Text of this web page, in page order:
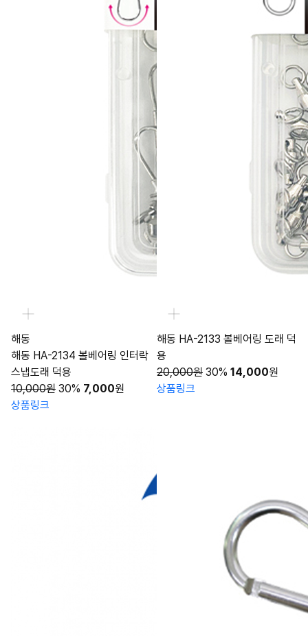
해동
해동 HA-2134 볼베어링 인터락
스냅도래 덕용
10,000원 30% 7,000원
상품링크
해동 HA-2133 볼베어링 도래 덕
용
20,000원 30% 14,000원
상품링크